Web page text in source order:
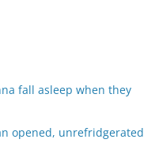
fall asleep when they
opened, unrefridgerated